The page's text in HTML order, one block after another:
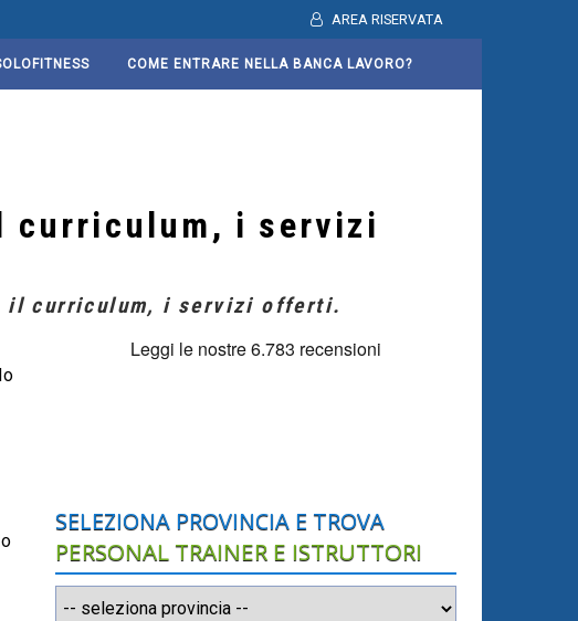
curriculum, i servizi
il curriculum, i servizi offerti.
SELEZIONA PROVINCIA E TROVA
PERSONAL TRAINER E ISTRUTTORI
AREA RISERVATA
COME ENTRARE NELLA BANCA LAVORO?